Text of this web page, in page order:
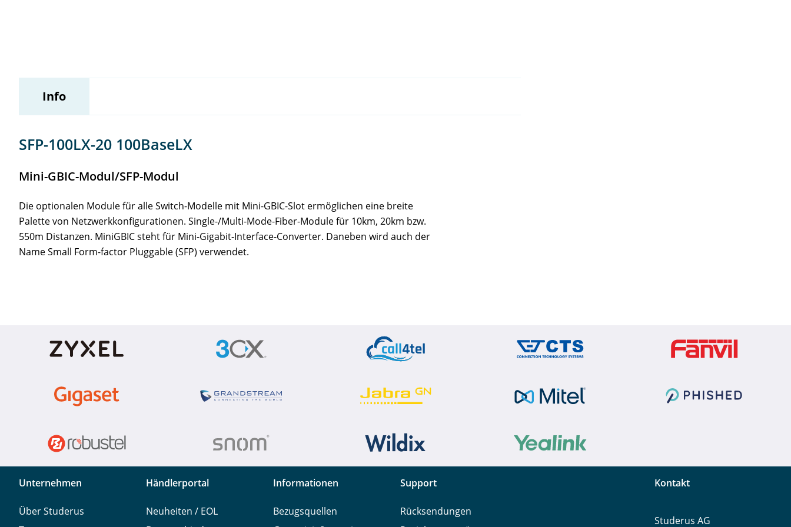
Info
SFP-100LX-20 100BaseLX
Mini-GBIC-Modul/SFP-Modul
Die optionalen Module für alle Switch-Modelle mit Mini-GBIC-Slot ermöglichen eine breite
Palette von Netzwerkkonfigurationen. Single-/Multi-Mode-Fiber-Module für 10km, 20km bzw.
550m Distanzen. MiniGBIC steht für Mini-Gigabit-Interface-Converter. Daneben wird auch der
Name Small Form-factor Pluggable (SFP) verwendet.
Unternehmen
Über Studerus
Händlerportal
Neuheiten / EOL
Informationen
Bezugsquellen
Support
Rücksendungen
Kontakt
Studerus AG